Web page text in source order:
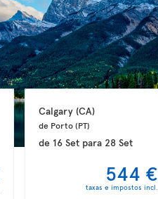
Calgary (CA)
de Porto (PT)
de 16 Set para 28 Set
544 €
taxas e impostos incl.